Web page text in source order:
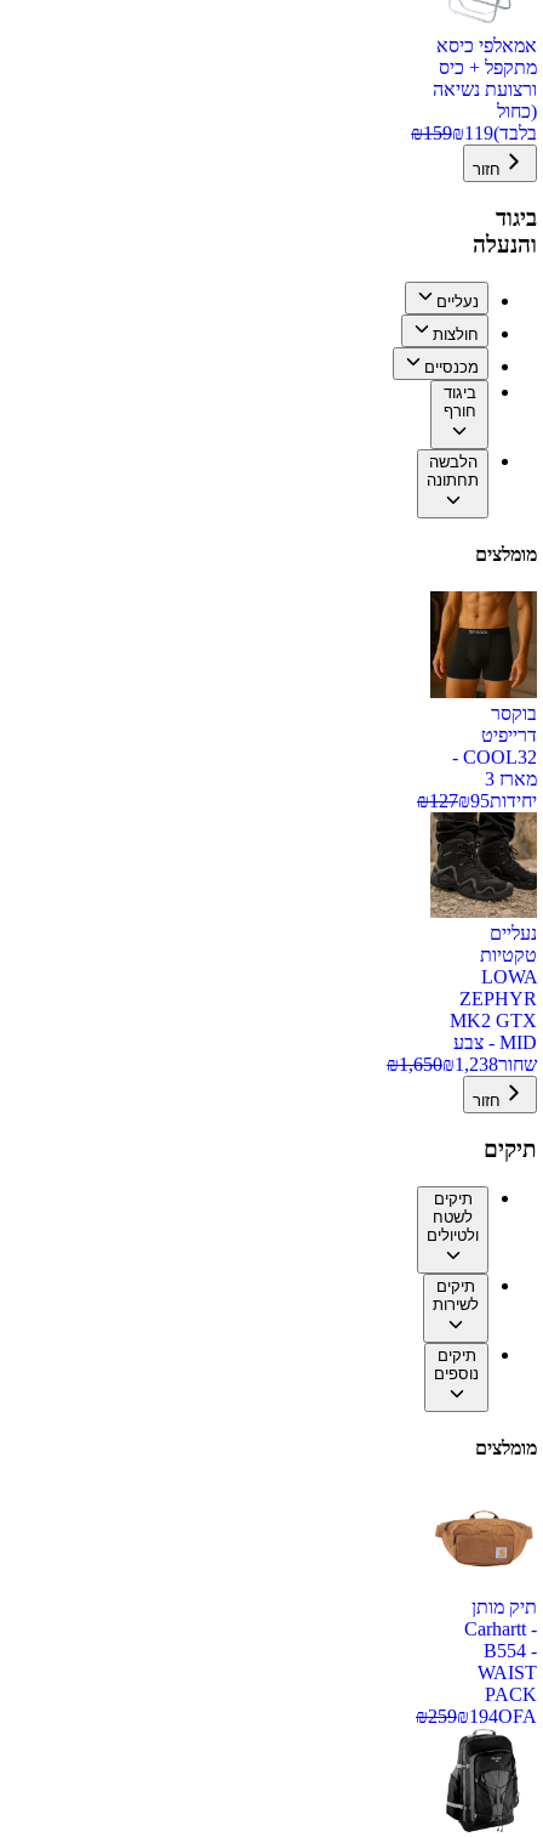
אמאלפי כיסא
מתקפל + כיס
ורצועת נשיאה
(כחול
בלבד)
₪119
₪159
חזור
ביגוד
והנעלה
נעליים
חולצות
מכנסיים
ביגוד
חורף
הלבשה
תחתונה
מומלצים
בוקסר
דרייפיט
COOL32 -
מארז 3
יחידות
₪95
₪127
נעליים
טקטיות
LOWA
ZEPHYR
MK2 GTX
MID - צבע
שחור
₪1,238
₪1,650
חזור
תיקים
תיקים
לשטח
ולטיולים
תיקים
לשירות
תיקים
נוספים
מומלצים
תיק מותן
Carhartt -
B554 -
WAIST
PACK
OFA
₪194
₪259